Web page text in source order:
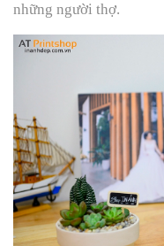
những người thợ.